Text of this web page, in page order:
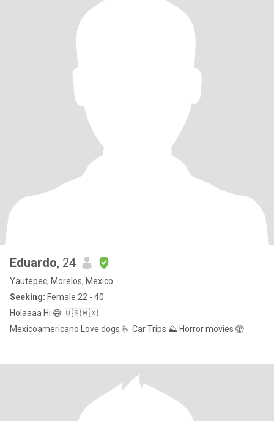
Eduardo, 24
Yautepec, Morelos, Mexico
Seeking: Female 22 - 40
Holaaaa Hi 😅 🇺🇸🇲🇽
Mexicoamericano Love dogs 🫰 Car Trips ⛰️ Horror movies 🫣